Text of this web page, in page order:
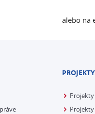
alebo na
Projekty